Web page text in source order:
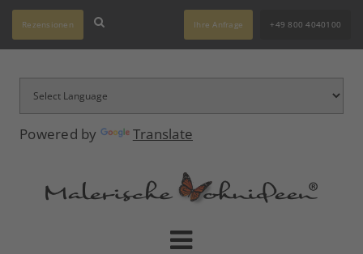
Powered by Translate
Rezensionen Ihre Anfrage +49 800 4040100